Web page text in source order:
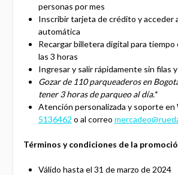
personas por mes
Inscribir tarjeta de crédito y acceder
automática
Recargar billetera digital para tiempo
las 3 horas
Ingresar y salir rápidamente sin filas
Gozar de 110 parqueaderos en
tener 3 horas de parqueo al día.*
Atención personalizada y soporte en
5136462 o al correo
Términos y condiciones de la
Válido hasta el 31 de marzo de 2024